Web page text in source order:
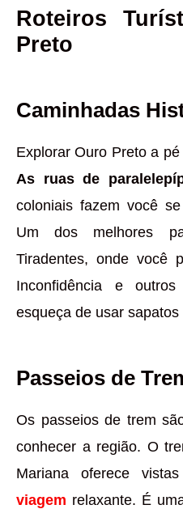
Roteiros
Preto
Caminhadas
Explorar Ouro Preto a
As ruas de
coloniais fazem você
Um dos melhores
Tiradentes, onde você
Inconfidência e
esqueça de usar
Passeios de
Os passeios de trem
conhecer a região. O
Mariana oferece
viagem relaxante. É